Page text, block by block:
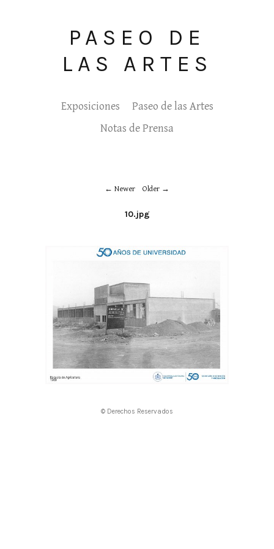
PASEO DE
LAS ARTES
Exposiciones
Paseo de las Artes
Notas de Prensa
Newer Older
10.jpg
© Derechos Reservados